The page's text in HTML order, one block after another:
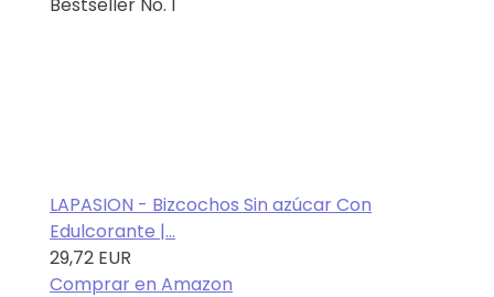
LAPASION - Bizcochos Sin azúcar Con
Edulcorante |...
29,72 EUR
Comprar en Amazon